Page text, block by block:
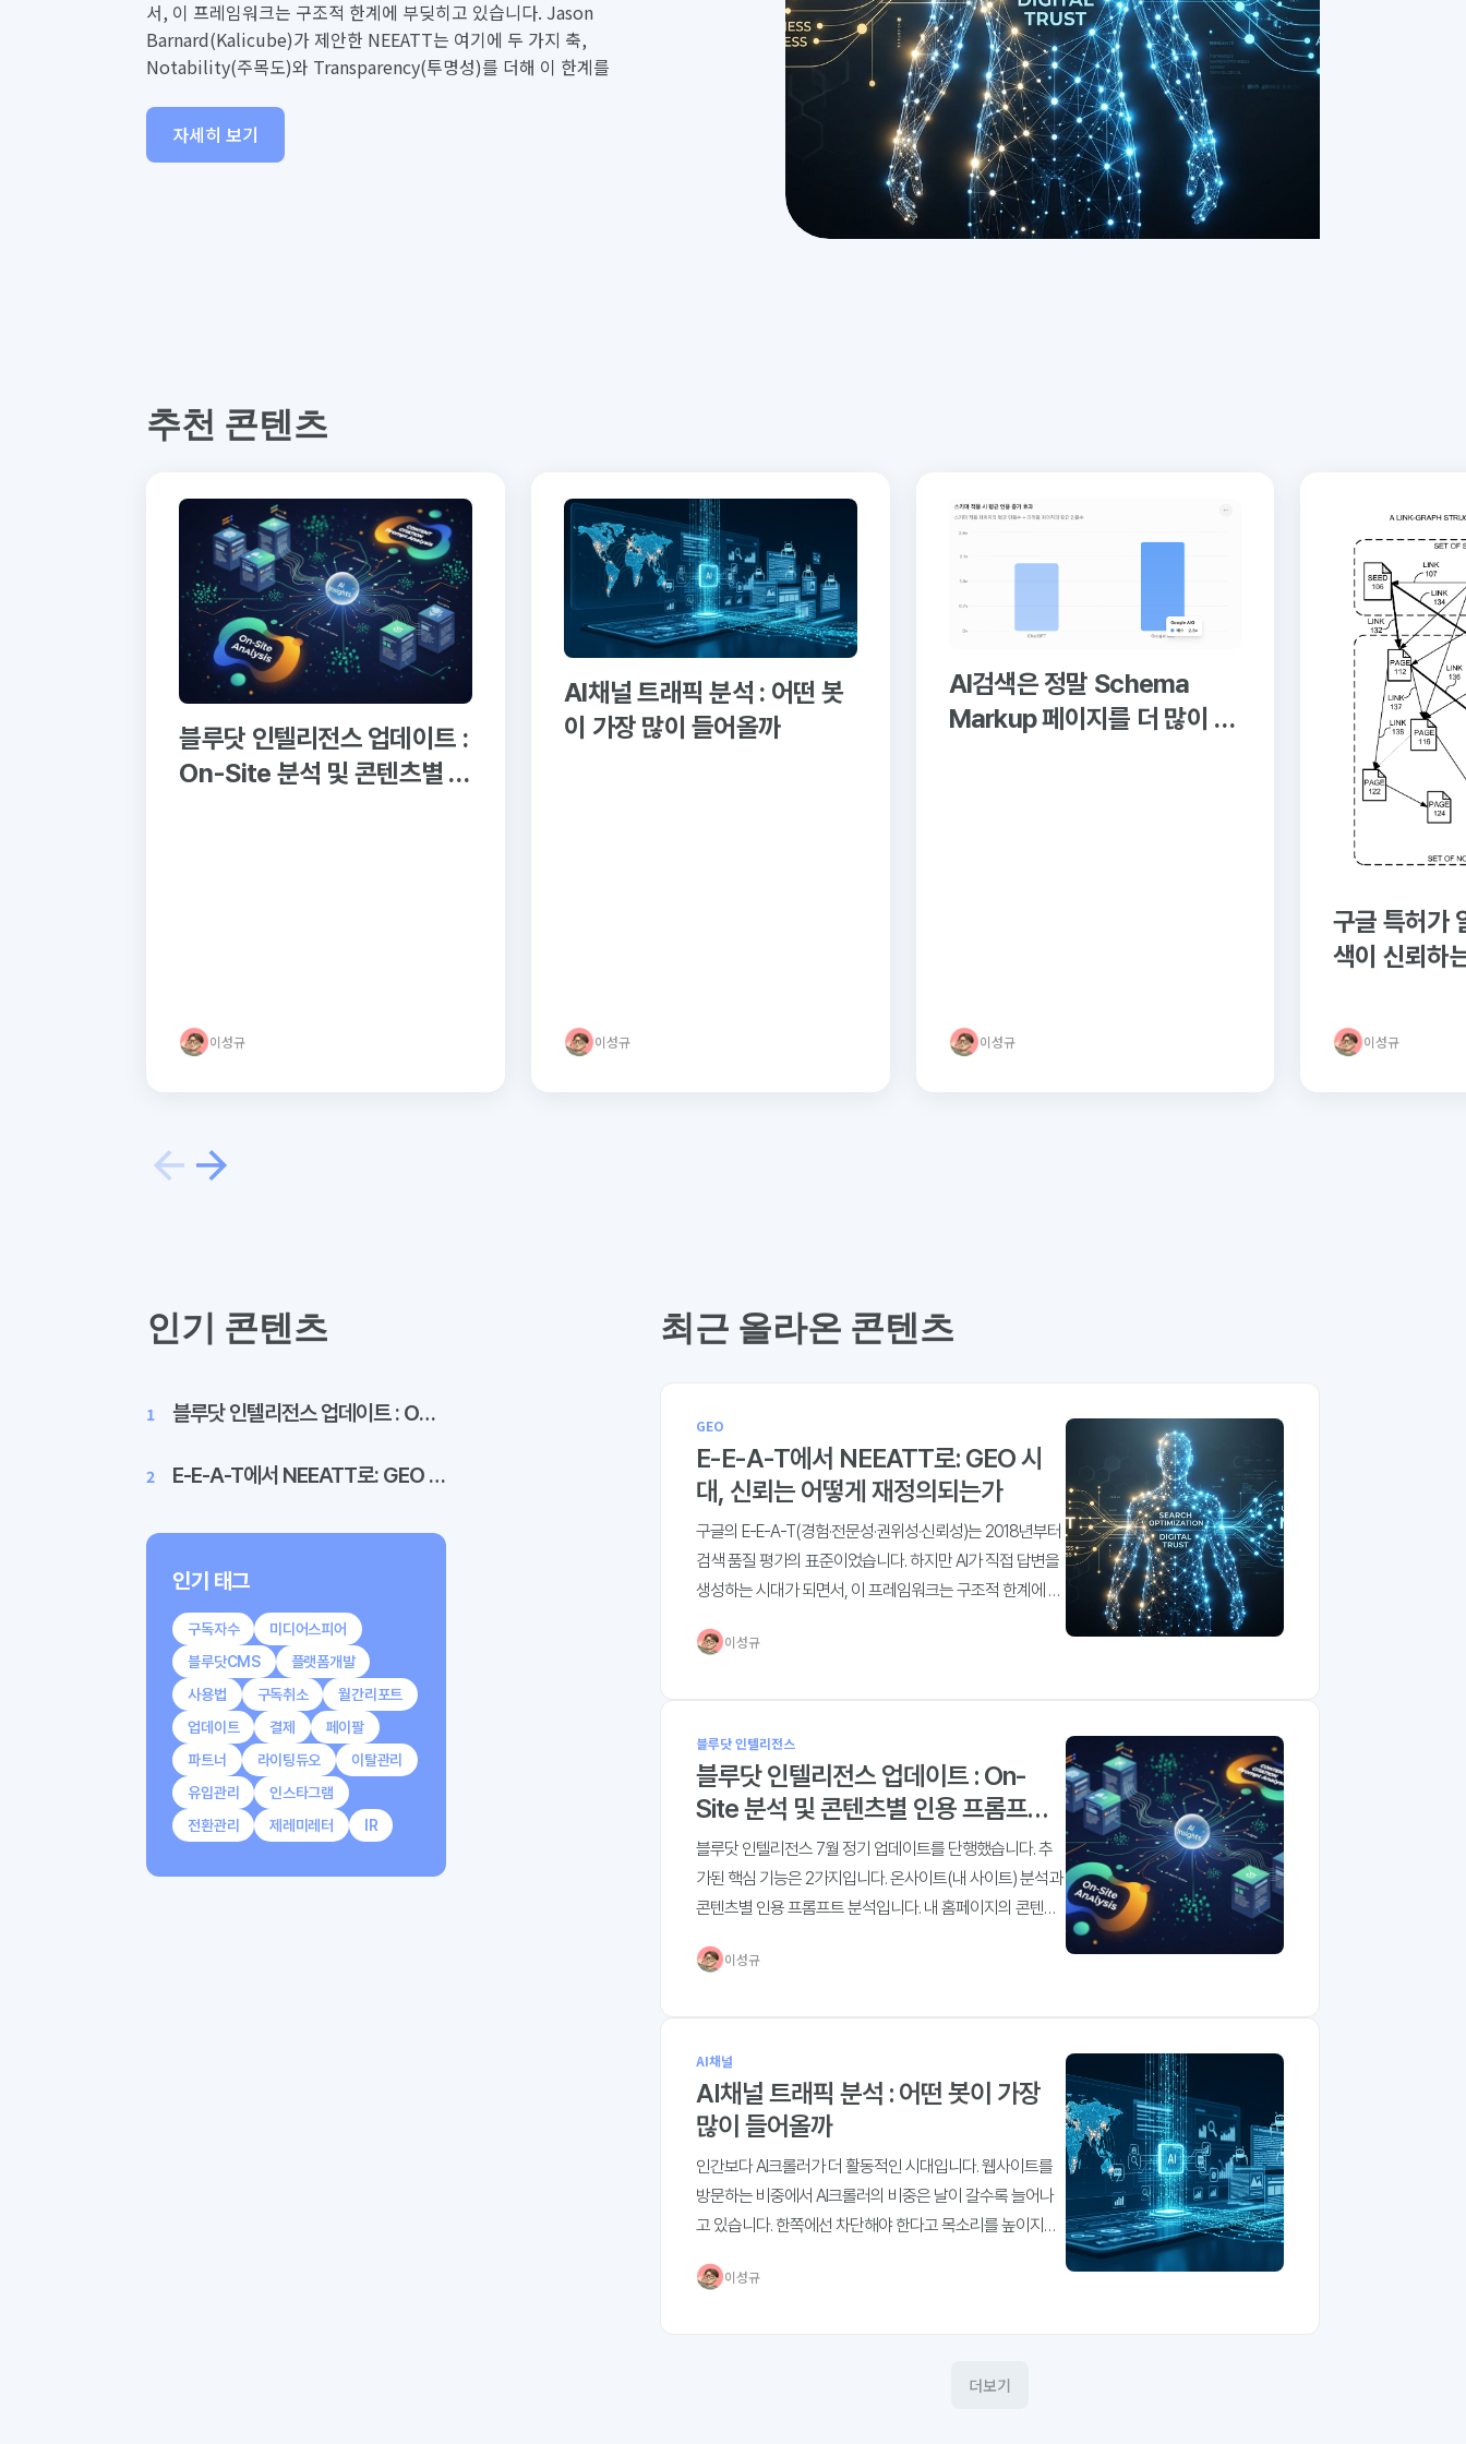
서, 이 프레임워크는 구조적 한계에 부딪히고 있습니다. Jason
Barnard(Kalicube)가 제안한 NEEATT는 여기에 두 가지 축,
Notability(주목도)와 Transparency(투명성)를 더해 이 한계를
자세히 보기
추천 콘텐츠
블루닷 인텔리전스 업데이트 :
On-Site 분석 및 콘텐츠별 인
이성규
AI채널 트래픽 분석 : 어떤 봇
이 가장 많이 들어올까
이성규
AI검색은 정말 Schema
Markup 페이지를 더 많이 인
이성규
구글 특허가
색이 신뢰하
이성규
인기 콘텐츠
블루닷 인텔리전스 업데이트 : On-Site 분석 및 콘텐츠별 인용 프롬프트 분석 추가
E-E-A-T에서 NEEATT로: GEO 시대, 신뢰는 어떻게 재정의되는가
인기 태그
구독자수
미디어스피어
블루닷CMS
플랫폼개발
사용법
구독취소
월간리포트
업데이트
결제
페이팔
파트너
라이팅듀오
이탈관리
유입관리
인스타그램
전환관리
제레미레터 IR
최근 올라온 콘텐츠
GEO
E-E-A-T에서 NEEATT로: GEO 시
대, 신뢰는 어떻게 재정의되는가
구글의 E-E-A-T(경험·전문성·권위성·신뢰성)는 2018년부터
검색 품질 평가의 표준이었습니다. 하지만 AI가 직접 답변을
생성하는 시대가 되면서, 이 프레임워크는 구조적 한계에 부
이성규
블루닷 인텔리전스
블루닷 인텔리전스 업데이트 : On-
Site 분석 및 콘텐츠별 인용 프롬프트
분석 추가
블루닷 인텔리전스 7월 정기 업데이트를 단행했습니다. 추
가된 핵심 기능은 2가지입니다. 온사이트(내 사이트) 분석과
콘텐츠별 인용 프롬프트 분석입니다. 내 홈페이지의 콘텐츠
이성규
AI채널
AI채널 트래픽 분석 : 어떤 봇이 가장
많이 들어올까
인간보다 AI크롤러가 더 활동적인 시대입니다. 웹사이트를
방문하는 비중에서 AI크롤러의 비중은 날이 갈수록 늘어나
고 있습니다. 한쪽에선 차단해야 한다고 목소리를 높이지만
그래야이성규
더보기